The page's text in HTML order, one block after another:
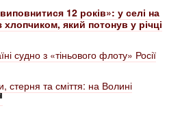
12 років»: у селі на
який потонув у річці
судно з «тіньового флоту» Росії
стерня та сміття: на Волині